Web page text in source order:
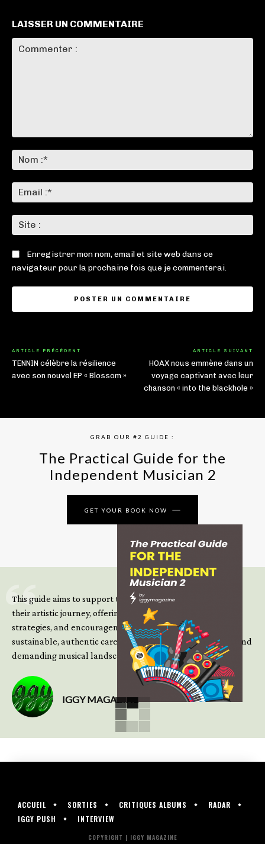
LAISSER UN COMMENTAIRE
:*
:*
:
Enregistrer mon nom, email et site web dans ce
navigateur pour la prochaine fois que je commenterai.
ARTICLE PRÉCÉDENT
TENNIN célèbre la résilience
avec son nouvel EP « Blossom »
ARTICLE SUIVANT
HOAX nous emmène dans un
voyage captivant avec leur
chanson « into the blackhole »
GRAB OUR #2 GUIDE :
The Practical Guide for the
Independent Musician 2
GET YOUR BOOK NOW
This guide aims to support those climbing the next steps of
their artistic journey, offering practical insight, updated
strategies, and encouragement to continue building
sustainable, authentic careers in an increasingly complex and
demanding musical landscape.
IGGY MAGAZINE
ACCUEIL SORTIES CRITIQUES ALBUMS
RADAR
IGGY PUSH
INTERVIEW
COPYRIGHT | IGGY MAGAZINE